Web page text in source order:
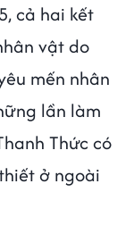
cả hai kết
vật do
mến nhân
lần làm
Thức có
ở ngoài